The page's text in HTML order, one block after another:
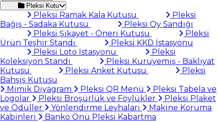
Pleksi Kutu
Pleksi Ramak Kala Kutusu
Pleksi
Bağış - Sadaka Kutusu
Pleksi Oy Sandığı
Pleksi Şikayet - Öneri Kutusu
Pleksi
Ürün Teşhir Standı
Pleksi KKD İstasyonu
Pleksi Loto İstasyonu
Pleksi
Koleksiyon Standı
Pleksi Kuruyemiş - Bakliyat
Kutusu
Pleksi Anket Kutusu
Pleksi
Bahşiş Kutusu
Mimik Diyagram
Pleksi QR Menü
Pleksi Tabela ve
Logolar
Pleksi Broşürlük ve Föylükler
Pleksi Plaket
ve Ödüller
Yönlendirme Levhaları
Makine Koruma
Kabinleri
Banko Önü Pleksi Kabartma